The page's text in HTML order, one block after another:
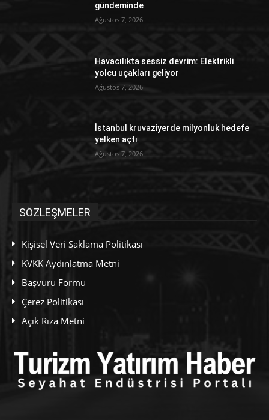
gündeminde
Ağustos 7, 2026
Havacılıkta sessiz devrim: Elektrikli
yolcu uçakları geliyor
Ağustos 7, 2026
İstanbul kruvaziyerde milyonluk hedefe
yelken açtı
Ağustos 7, 2026
SÖZLEŞMELER
Kişisel Veri Saklama Politikası
KVKK Aydınlatma Metni
Başvuru Formu
Çerez Politikası
Açık Rıza Metni